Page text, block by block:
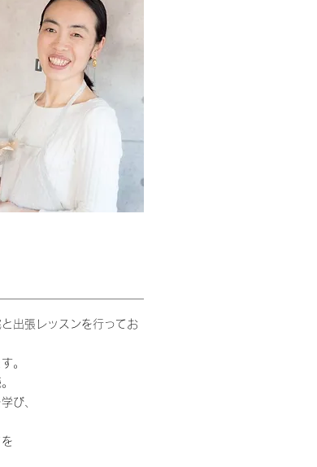
出張レッスンを行ってお
。
び、